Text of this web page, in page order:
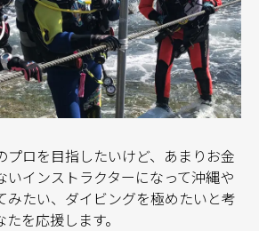
プロを目指したいけど、あまりお金
いインストラクターになって沖縄や
みたい、ダイビングを極めたいと考
を応援します。